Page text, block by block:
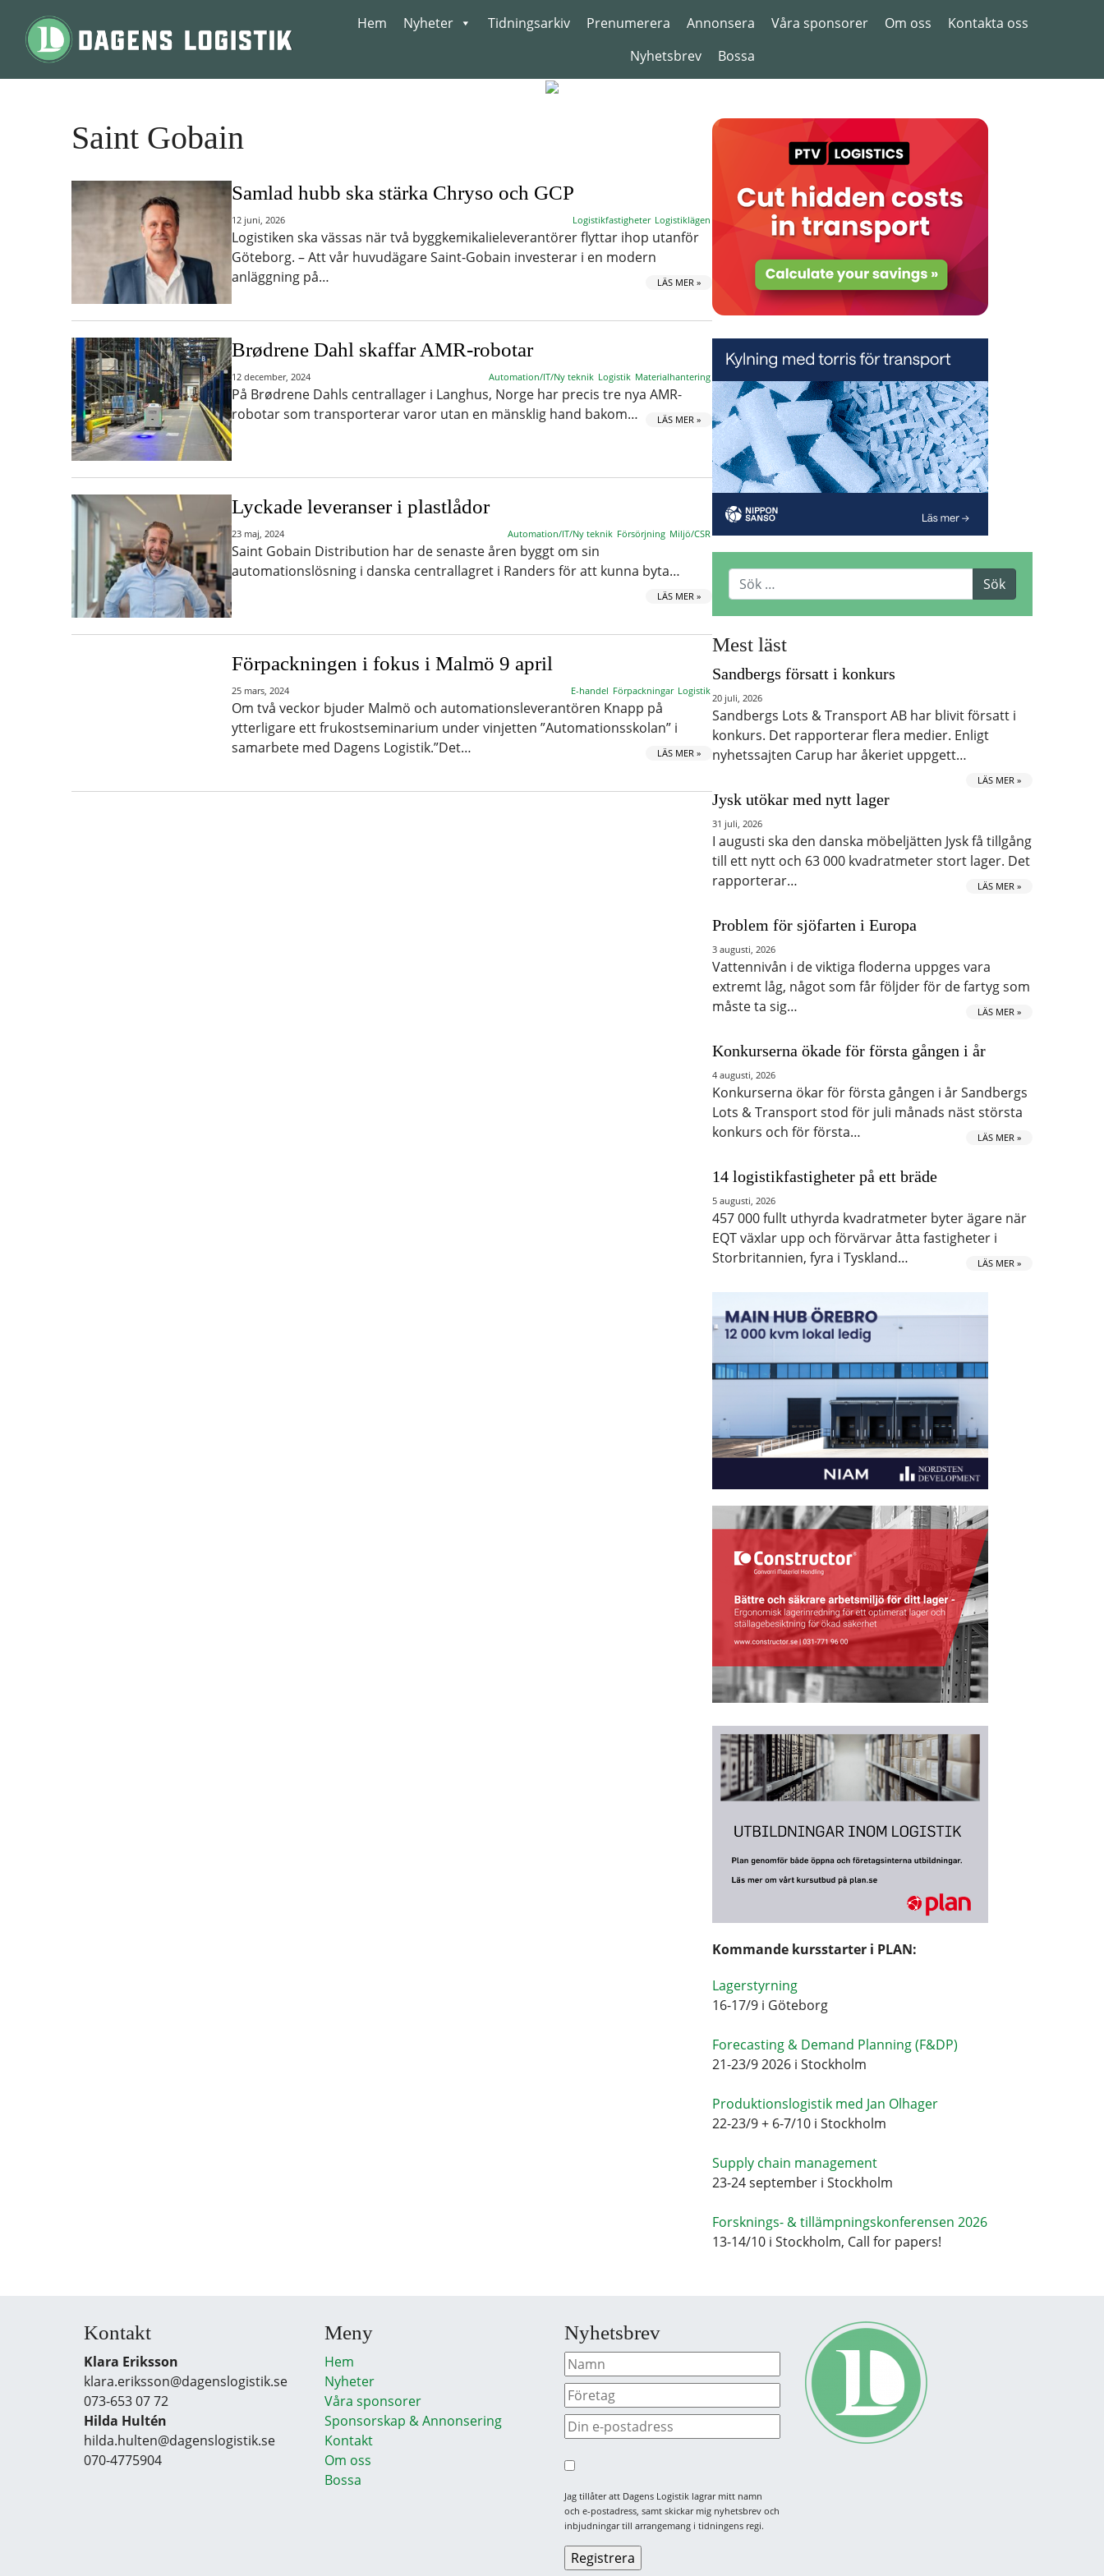
Hem Nyheter Tidningsarkiv Prenumerera Annonsera Våra sponsorer Om oss
Kontakta oss
Nyhetsbrev
Bossa
Saint Gobain
Samlad hubb ska stärka Chryso och GCP
12 juni, 2026 Logistikfastigheter Logistiklägen
Logistiken ska vässas när två byggkemikalieleverantörer flyttar ihop utanför
Göteborg. – Att vår huvudägare Saint-Gobain investerar i en modern
anläggning på…
LÄS MER »
Brødrene Dahl skaffar AMR-robotar
12 december, 2024 Automation/IT/Ny teknik Logistik Materialhantering
På Brødrene Dahls centrallager i Langhus, Norge har precis tre nya AMR-
robotar som transporterar varor utan en mänsklig hand bakom…
LÄS MER »
Lyckade leveranser i plastlådor
23 maj, 2024 Automation/IT/Ny teknik Försörjning Miljö/CSR
Saint Gobain Distribution har de senaste åren byggt om sin
automationslösning i danska centrallagret i Randers för att kunna byta…
LÄS MER »
Förpackningen i fokus i Malmö 9 april
25 mars, 2024 E-handel Förpackningar Logistik
Om två veckor bjuder Malmö och automationsleverantören Knapp på
ytterligare ett frukostseminarium under vinjetten ”Automationsskolan” i
samarbete med Dagens Logistik.”Det…
LÄS MER »
Mest läst
Sandbergs försatt i konkurs
20 juli, 2026
Sandbergs Lots & Transport AB har blivit försatt i
konkurs. Det rapporterar flera medier. Enligt
nyhetssajten Carup har åkeriet uppgett…
LÄS MER »
Jysk utökar med nytt lager
31 juli, 2026
I augusti ska den danska möbeljätten Jysk få tillgång
till ett nytt och 63 000 kvadratmeter stort lager. Det
rapporterar…
LÄS MER »
Problem för sjöfarten i Europa
3 augusti, 2026
Vattennivån i de viktiga floderna uppges vara
extremt låg, något som får följder för de fartyg som
måste ta sig…
LÄS MER »
Konkurserna ökade för första gången i år
4 augusti, 2026
Konkurserna ökar för första gången i år Sandbergs
Lots & Transport stod för juli månads näst största
konkurs och för första…
LÄS MER »
14 logistikfastigheter på ett bräde
5 augusti, 2026
457 000 fullt uthyrda kvadratmeter byter ägare när
EQT växlar upp och förvärvar åtta fastigheter i
Storbritannien, fyra i Tyskland…
LÄS MER »
Kommande kursstarter i PLAN:
Lagerstyrning
16-17/9 i Göteborg
Forecasting & Demand Planning (F&DP)
21-23/9 2026 i Stockholm
Produktionslogistik med Jan Olhager
22-23/9 + 6-7/10 i Stockholm
Supply chain management
23-24 september i Stockholm
Forsknings- & tillämpningskonferensen 2026
13-14/10 i Stockholm, Call for papers!
Kontakt
Klara Eriksson
klara.eriksson@dagenslogistik.se
073-653 07 72
Hilda Hultén
hilda.hulten@dagenslogistik.se
070-4775904
Meny
Hem
Nyheter
Våra sponsorer
Sponsorskap & Annonsering
Kontakt
Om oss
Bossa
Nyhetsbrev
Jag tillåter att Dagens Logistik lagrar mitt namn
och e-postadress, samt skickar mig nyhetsbrev och
inbjudningar till arrangemang i tidningens regi.